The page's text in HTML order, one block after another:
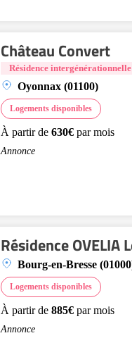
Château Convert
Résidence intergénérationnelle
Oyonnax (01100)
Logements disponibles
À partir de 630€ par mois
Annonce
Résidence OVELIA
Bourg-en-Bresse
Logements disponibles
À partir de 885€ par mois
Annonce